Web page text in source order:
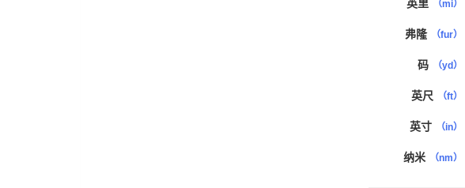
英里 （mi）
弗隆 （fur）
码 （yd）
英尺 （ft）
英寸 （in）
纳米 （nm）